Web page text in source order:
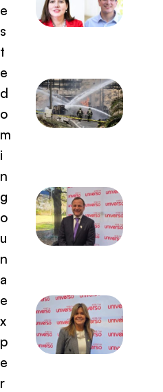
e
s
t
e
d
o
m
i
n
g
o
u
n
a
e
x
p
e
r